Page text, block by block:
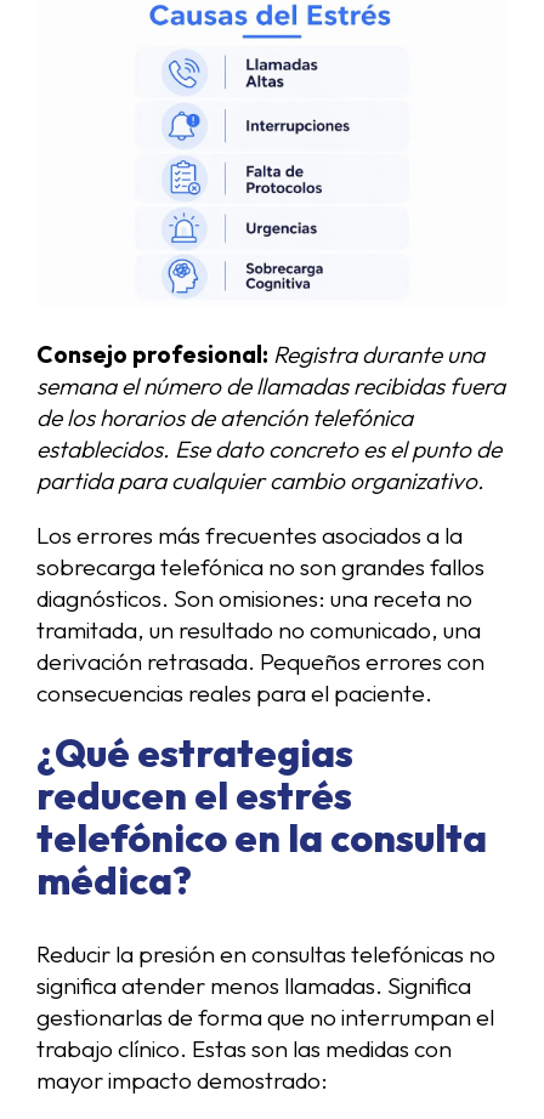
Consejo profesional: Registra durante una
semana el número de llamadas recibidas fuera
de los horarios de atención telefónica
establecidos. Ese dato concreto es el punto de
partida para cualquier cambio organizativo.
Los errores más frecuentes asociados a la
sobrecarga telefónica no son grandes fallos
diagnósticos. Son omisiones: una receta no
tramitada, un resultado no comunicado, una
derivación retrasada. Pequeños errores con
consecuencias reales para el paciente.
¿Qué estrategias
reducen el estrés
telefónico en la consulta
médica?
Reducir la presión en consultas telefónicas no
significa atender menos llamadas. Significa
gestionarlas de forma que no interrumpan el
trabajo clínico. Estas son las medidas con
mayor impacto demostrado: